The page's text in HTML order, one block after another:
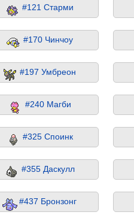
#121 Старми
#170 Чинчоу
#197 Умбреон
#240 Магби
#325 Споинк
#355 Даскулл
#437 Бронзонг